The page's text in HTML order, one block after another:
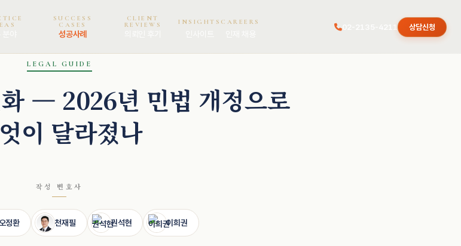
SUCCESS
CASES
성공사례
CLIENT
REVIEWS
INSIGHTS CAREERS
02-2135-4211 상담신청
LEGAL GUIDE
— 2026년 민법 개정으로
이 달라졌나
작성 변호사
정환 천재필 권석현 이희권